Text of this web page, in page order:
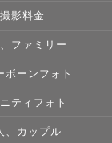
いしたこと。
る大切な友達
て今日がある
撮影料金
ファミリー
ボーンフォト
ティフォト
、カップル